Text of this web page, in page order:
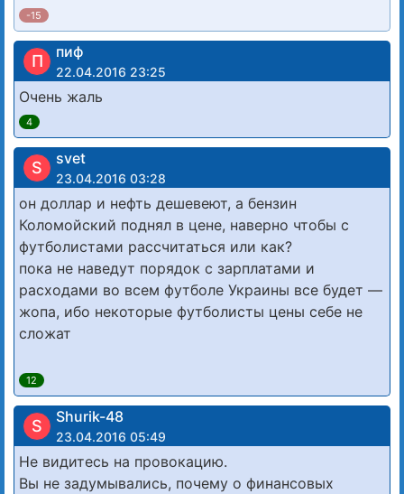
-15
П пиф
22.04.2016 23:25
Очень жаль
4
S svet
23.04.2016 03:28
он доллар и нефть дешевеют, а бензин
Коломойский поднял в цене, наверно чтобы с
футболистами рассчитаться или как?
пока не наведут порядок с зарплатами и
расходами во всем футболе Украины все будет —
жопа, ибо некоторые футболисты цены себе не
сложат
12
S Shurik-48
23.04.2016 05:49
Не видитесь на провокацию.
Вы не задумывались, почему о финансовых